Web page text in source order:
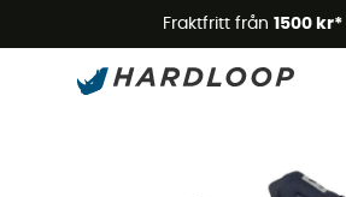
Fraktfritt från 1500 kr*